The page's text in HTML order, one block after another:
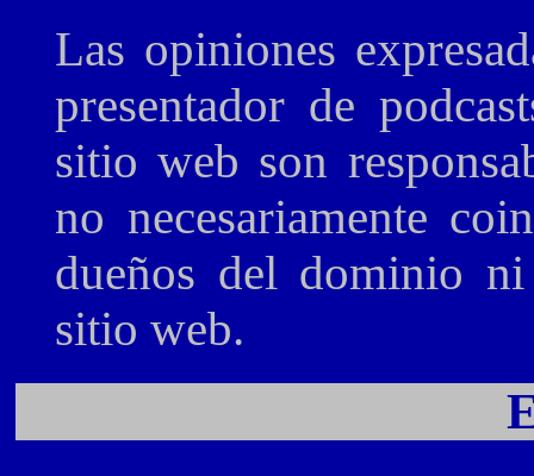
Las opiniones
presentador de
sitio web son
no necesariamente
dueños del dominio ni
sitio web.